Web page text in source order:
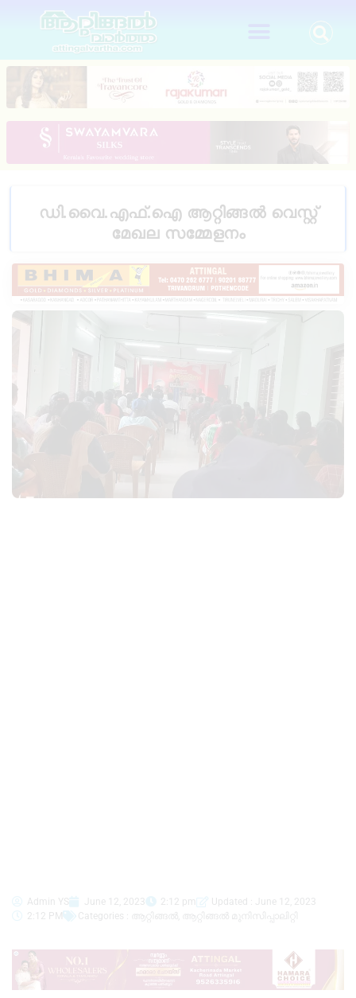
ഡി.വൈ.എഫ്.ഐ ആറ്റിങ്ങൽ വെസ്റ്റ്
മേഖല സമ്മേളനം
Admin YS June 12, 2023 2:12 pm
Updated : June 12, 2023
2:12 PM
Categories : ആറ്റിങ്ങൽ ആറ്റിങ്ങൽ മുനിസിപ്പാലിറ്റി